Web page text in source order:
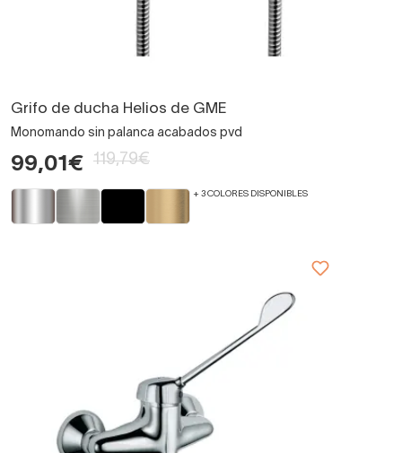
Grifo de ducha Helios de GME
Monomando sin palanca acabados pvd
99,01€ 119,79€
+ 3 COLORES DISPONIBLES